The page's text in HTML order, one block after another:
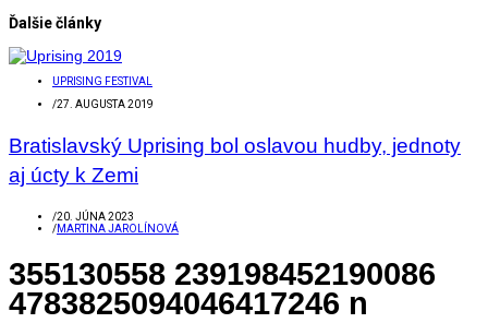
Ďalšie články
UPRISING FESTIVAL
/27. AUGUSTA 2019
Bratislavský Uprising bol oslavou hudby, jednoty
aj úcty k Zemi
/20. JÚNA 2023
/MARTINA JAROLÍNOVÁ
355130558 239198452190086
4783825094046417246 n